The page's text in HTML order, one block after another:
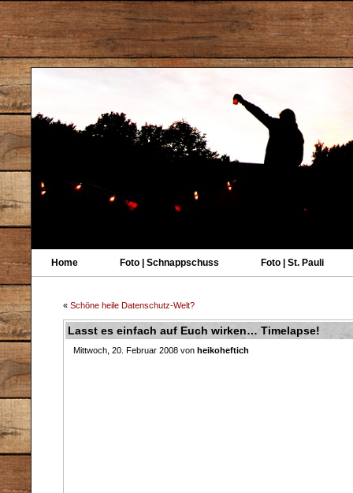
Home Foto | Schnappschuss Foto | St. Pauli
« Schöne heile Datenschutz-Welt?
Lasst es einfach auf Euch wirken… Timelapse!
Mittwoch, 20. Februar 2008 von heikoheftich